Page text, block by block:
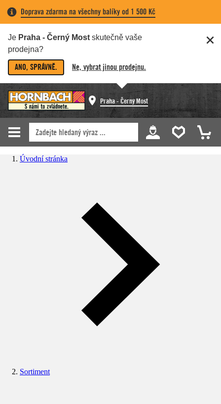
Doprava zdarma na všechny balíky od 1 500 Kč
Je Praha - Černý Most skutečně vaše
prodejna?
ANO, SPRÁVNĚ. Ne, vybrat jinou prodejnu.
Praha - Černý Most
Úvodní stránka
Sortiment